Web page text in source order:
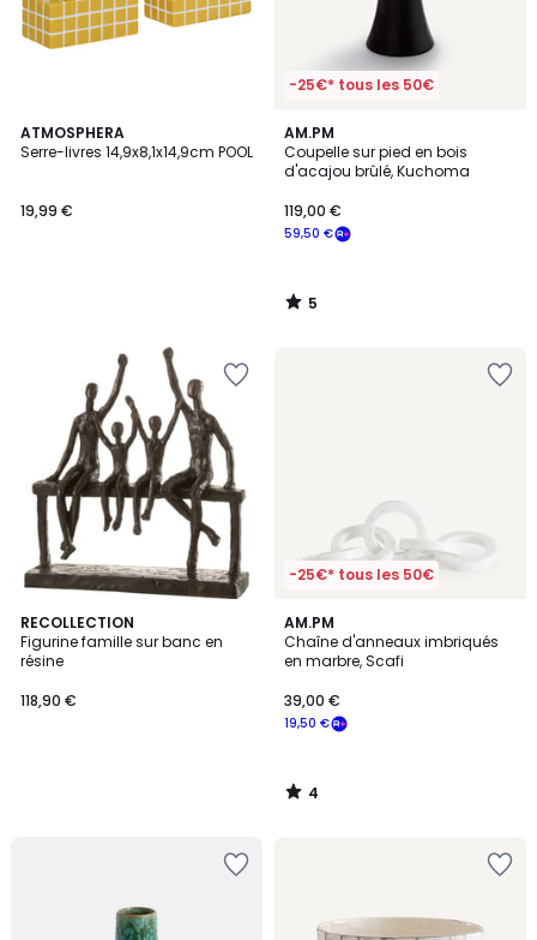
ATMOSPHERA
Serre-livres 14,9x8,1x14,9cm POOL
19,99 €
-25€* tous les 50€
AM.PM
Coupelle sur pied en bois
d'acajou brûlé, Kuchoma
59,50 €
119,00 €
5
/
5
5
/
RECOLLECTION
Figurine famille sur banc en
résine
118,90 €
-25€* tous les 50€
AM.PM
Chaîne d'anneaux imbriqués
en marbre, Scafi
19,50 €
39,00 €
4
/
5
4
/